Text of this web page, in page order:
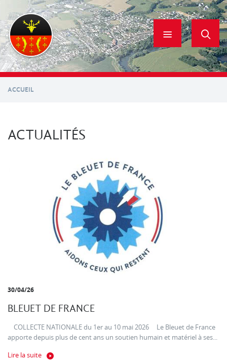
contenu
principal
ACCUEIL
ACTUALITÉS
30/04/26
BLEUET DE FRANCE
COLLECTE NATIONALE du 1er au 10 mai 2026 Le Bleuet de France
apporte depuis plus de cent ans un soutien humain et matériel à ses...
Lire la suite